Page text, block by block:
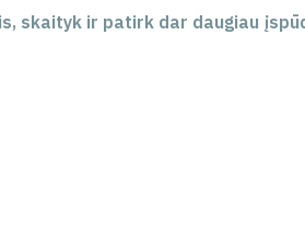
skaityk ir patirk dar daugiau